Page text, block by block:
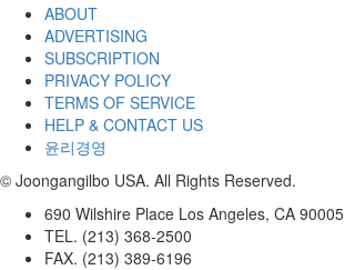
ABOUT
ADVERTISING
SUBSCRIPTION
PRIVACY POLICY
TERMS OF SERVICE
HELP & CONTACT US
윤리경영
© Joongangilbo USA. All Rights Reserved.
690 Wilshire Place Los Angeles, CA 90005
TEL. (213) 368-2500
FAX. (213) 389-6196